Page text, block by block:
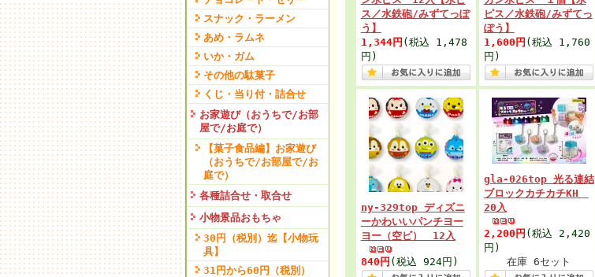
スナック・ラーメン
あめ・ラムネ
いか・ガム
その他の駄菓子
くじ・当り付・詰合せ
お家遊び（おうちで/お部
屋で/お庭で）
【菓子食品編】お家遊び
（おうちで/お部屋で/お
庭で）
各種詰合せ・取合せ
小物景品おもちゃ
30円（税別）迄【小物玩
具】
31円から60円（税別）
ス／水鉄砲/みずてっぽ
う】
1,344円 (税込 1,478
円)
ピス／水鉄砲/みずてっ
ぽう】
1,600円 (税込 1,760
円)
ny-329top ディズニ
ーかわいいパンチヨー
ヨー（空ビ） 12入
840円 (税込 924円)
gla-026top 光る連結
ブロックカチカチKH
20入
2,200円 (税込 2,420
円)
在庫 6セット